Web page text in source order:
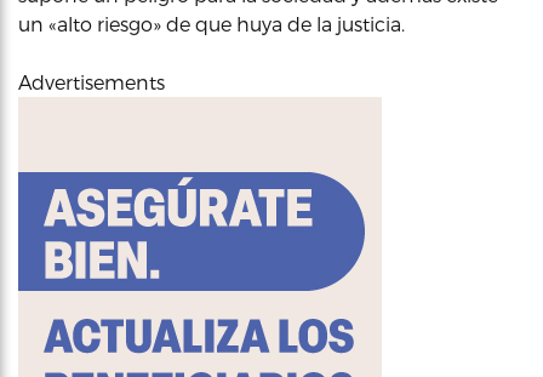
un «alto riesgo» de que huya de la justicia.
Advertisements